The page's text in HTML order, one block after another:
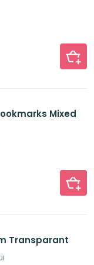
Mixed
Transparant